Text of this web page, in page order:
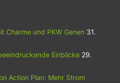
Charme und PKW Genen 31.
Einblicke 29.
Action Plan: Mehr Strom